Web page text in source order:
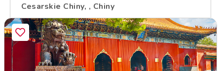
Cesarskie Chiny, , Chiny